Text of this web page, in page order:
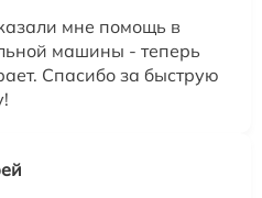
мне помощь в
машины - теперь
Спасибо за быструю